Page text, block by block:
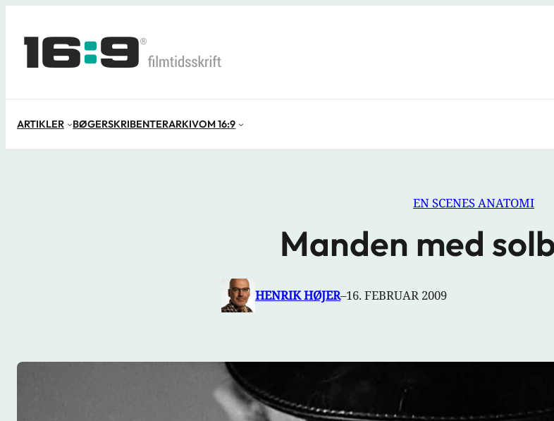
indhold
ARTIKLER BØGERSKRIBENTERARKIVOM 16:9
EN SCENES ANATOMI
Manden med
HENRIK HØJER–16. FEBRUAR 2009